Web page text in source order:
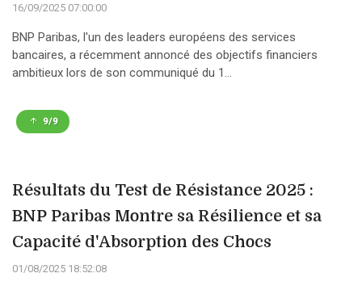
16/09/2025 07:00:00
BNP Paribas, l'un des leaders européens des services
bancaires, a récemment annoncé des objectifs financiers
ambitieux lors de son communiqué du 1...
9/9
Résultats du Test de Résistance 2025 :
BNP Paribas Montre sa Résilience et sa
Capacité d'Absorption des Chocs
01/08/2025 18:52:08